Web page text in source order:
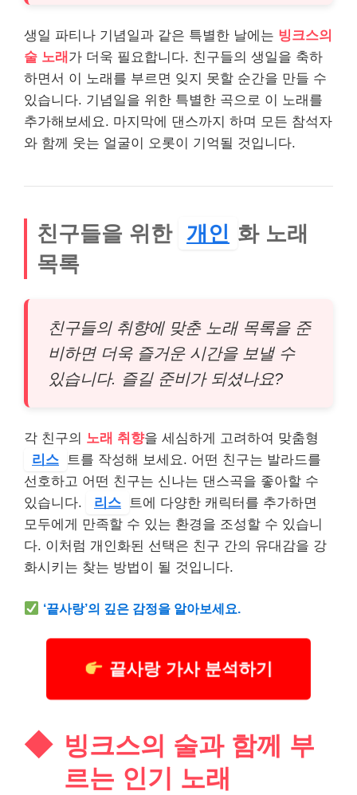
생일 파티나 기념일과 같은 특별한 날에는 빙크스의
술 노래 가 더욱 필요합니다. 친구들의 생일을 축하
하면서 이 노래를 부르면 잊지 못할 순간을 만들 수
있습니다. 기념일을 위한 특별한 곡으로 이 노래를
추가해보세요. 마지막에 댄스까지 하며 모든 참석자
와 함께 웃는 얼굴이 오롯이 기억될 것입니다.
친구들을 위한 개인 화 노래
목록
친구들의 취향에 맞춘 노래 목록을 준
비하면 더욱 즐거운 시간을 보낼 수
있습니다. 즐길 준비가 되셨나요?
각 친구의 노래 취향을 세심하게 고려하여 맞춤형
리스
트를 작성해 보세요. 어떤 친구는 발라드를
선호하고 어떤 친구는 신나는 댄스곡을 좋아할 수
있습니다.
리스
트에 다양한 캐릭터를 추가하면
모두에게 만족할 수 있는 환경을 조성할 수 있습니
다. 이처럼 개인화된 선택은 친구 간의 유대감을 강
화시키는 찾는 방법이 될 것입니다.
‘끝사랑’의 깊은 감정을 알아보세요.
끝사랑 가사 분석하기
빙크스의 술과 함께 부
르는 인기 노래